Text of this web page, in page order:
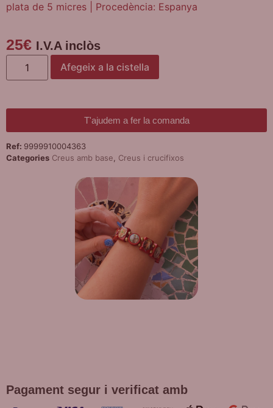
plata de 5 micres | Procedència: Espanya
25€ I.V.A inclòs
Afegeix a la cistella
T'ajudem a fer la comanda
Ref: 9999910004363
Categories Creus amb base Creus i crucifixos
Pagament segur i verificat amb